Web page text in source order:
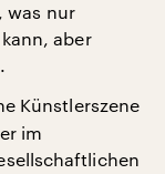
was nur
aber
Künstlerszene
im